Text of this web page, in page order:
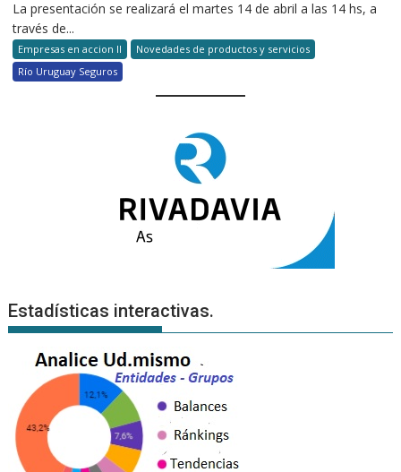
La presentación se realizará el martes 14 de abril a las 14 hs, a
través de...
Empresas en accion II
Novedades de productos y servicios
Río Uruguay Seguros
Estadísticas interactivas.